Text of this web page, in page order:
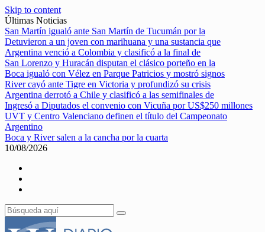
Skip to content
Últimas Noticias
San Martín igualó ante San Martín de Tucumán por la
Detuvieron a un joven con marihuana y una sustancia que
Argentina venció a Colombia y clasificó a la final de
San Lorenzo y Huracán disputan el clásico porteño en la
Boca igualó con Vélez en Parque Patricios y mostró signos
River cayó ante Tigre en Victoria y profundizó su crisis
Argentina derrotó a Chile y clasificó a las semifinales de
Ingresó a Diputados el convenio con Vicuña por US$250 millones
UVT y Centro Valenciano definen el título del Campeonato
Argentino
Boca y River salen a la cancha por la cuarta
10/08/2026